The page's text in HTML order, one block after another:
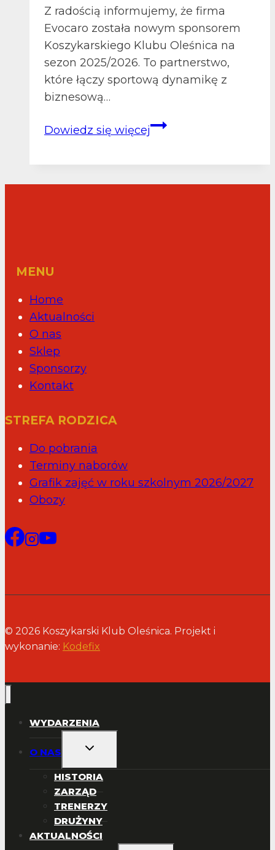
Z radością informujemy, że firma
Evocaro została nowym sponsorem
Koszykarskiego Klubu Oleśnica na
sezon 2025/2026. To partnerstwo,
które łączy sportową dynamikę z
biznesową…
Dowiedz się więcejwięcej
MENU
Home
Aktualności
O nas
Sklep
Sponsorzy
Kontakt
STREFA RODZICA
Do pobrania
Terminy naborów
Grafik zajęć w roku szkolnym 2026/2027
Obozy
© 2026 Koszykarski Klub Oleśnica. Projekt i
wykonanie: Kodefix
WYDARZENIA
O NAS
PRZEŁĄCZ
PODRZĘDNE
HISTORIA
ZARZĄD
TRENERZY
DRUŻYNY
AKTUALNOŚCI